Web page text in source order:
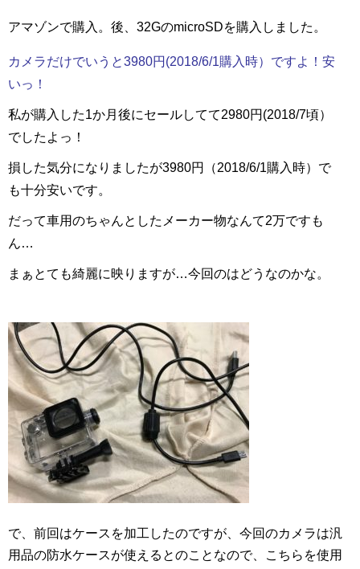
アマゾンで購入。後、32GのmicroSDを購入しました。
カメラだけでいうと3980円(2018/6/1購入時）ですよ！安
いっ！
私が購入した1か月後にセールしてて2980円(2018/7頃）
でしたよっ！
損した気分になりましたが3980円（2018/6/1購入時）で
も十分安いです。
だって車用のちゃんとしたメーカー物なんて2万ですも
ん…
まぁとても綺麗に映りますが…今回のはどうなのかな。
で、前回はケースを加工したのですが、今回のカメラは汎
用品の防水ケースが使えるとのことなので、こちらを使用